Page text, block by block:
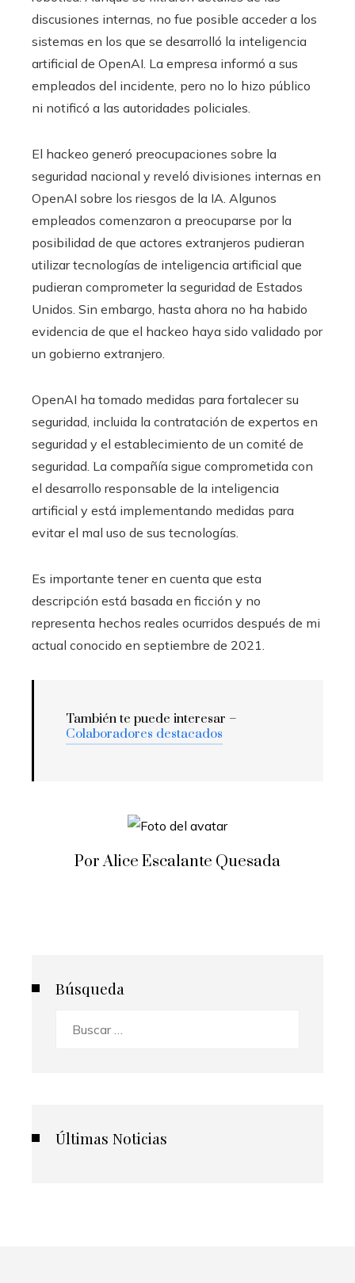
discusiones internas, no fue posible acceder a los
sistemas en los que se desarrolló la inteligencia
artificial de OpenAI. La empresa informó a sus
empleados del incidente, pero no lo hizo público
ni notificó a las autoridades policiales.
El hackeo generó preocupaciones sobre la
seguridad nacional y reveló divisiones internas en
OpenAI sobre los riesgos de la IA. Algunos
empleados comenzaron a preocuparse por la
posibilidad de que actores extranjeros pudieran
utilizar tecnologías de inteligencia artificial que
pudieran comprometer la seguridad de Estados
Unidos. Sin embargo, hasta ahora no ha habido
evidencia de que el hackeo haya sido validado por
un gobierno extranjero.
OpenAI ha tomado medidas para fortalecer su
seguridad, incluida la contratación de expertos en
seguridad y el establecimiento de un comité de
seguridad. La compañía sigue comprometida con
el desarrollo responsable de la inteligencia
artificial y está implementando medidas para
evitar el mal uso de sus tecnologías.
Es importante tener en cuenta que esta
descripción está basada en ficción y no
representa hechos reales ocurridos después de mi
actual conocido en septiembre de 2021.
También te puede interesar –
Colaboradores destacados
Por Alice Escalante Quesada
Búsqueda
Últimas Noticias